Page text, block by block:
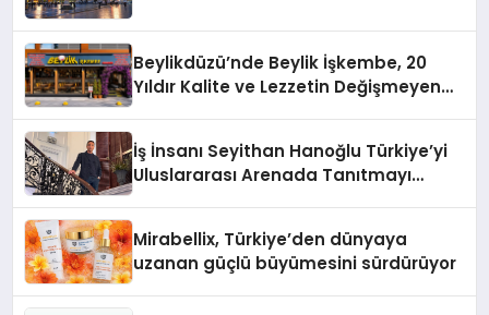
Beylikdüzü’nde Beylik İşkembe, 20
Yıldır Kalite ve Lezzetin Değişmeyen
İş İnsanı Seyithan Hanoğlu Türkiye’yi
Uluslararası Arenada Tanıtmayı
Mirabellix, Türkiye’den dünyaya
uzanan güçlü büyümesini sürdürüyor